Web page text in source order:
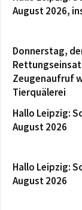
August 2026,
Donnerstag,
Zeugenaufruf
Tierquälerei
Hallo Leipzig:
August 2026
Hallo Leipzig:
August 2026